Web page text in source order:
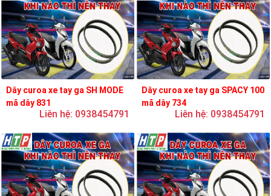
Dây curoa xe tay ga SH MODE
mã dây 831
Liên hệ: 0938454791
Dây curoa xe tay ga SPACY 100
mã dây 734
Liên hệ: 0938454791